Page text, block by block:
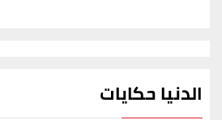
الدنيا حكايات